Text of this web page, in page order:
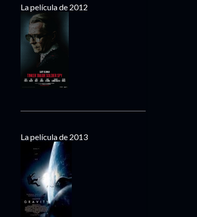
La película de 2012
La película de 2013